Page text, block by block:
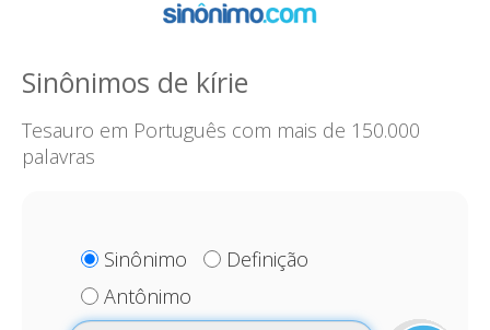
Sinônimos de kírie
Tesauro em Português com mais de 150.000
palavras
Sinônimo
Definição
Antônimo